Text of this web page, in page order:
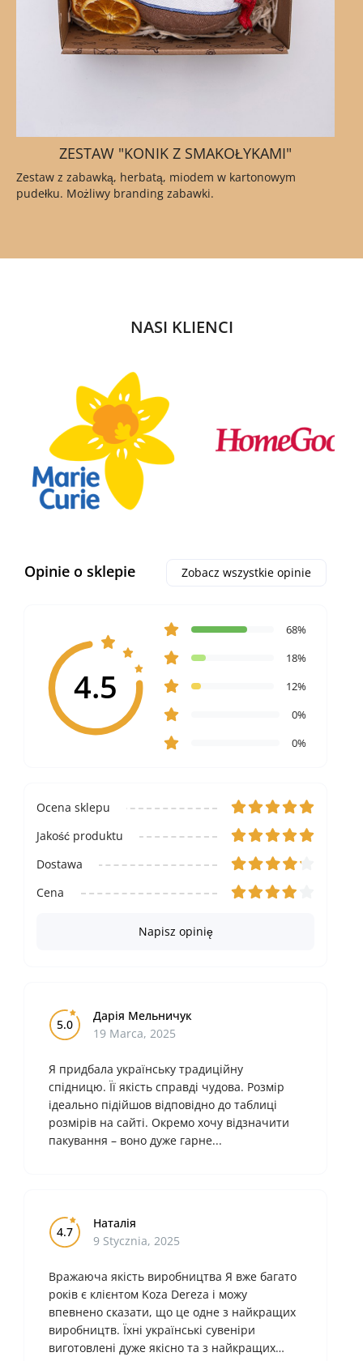
ZESTAW "KONIK Z SMAKOŁYKAMI"
Zestaw z zabawką, herbatą, miodem w kartonowym
pudełku. Możliwy branding zabawki.
NASI KLIENCI
Opinie o sklepie Zobacz wszystkie opinie
4.5
68%
18%
12%
0%
0%
Ocena sklepu
Jakość produktu
Dostawa
Cena
Napisz opinię
5.0
Дарія Мельничук
19 Marca, 2025
Я придбала українську традиційну
спідницю. Її якість справді чудова. Розмір
ідеально підійшов відповідно до таблиці
розмірів на сайті. Окремо хочу відзначити
пакування – воно дуже гарне...
4.7
Наталія
9 Stycznia, 2025
Вражаюча якість виробництва Я вже багато
років є клієнтом Koza Dereza і можу
впевнено сказати, що це одне з найкращих
виробництв. Їхні українські сувеніри
виготовлені дуже якісно та з найкращих